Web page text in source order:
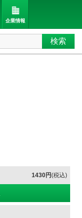
検索
企業情報
1430円(税込)